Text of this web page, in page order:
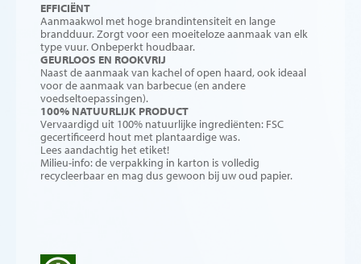
EFFICIËNT
Aanmaakwol met hoge brandintensiteit en lange
brandduur. Zorgt voor een moeiteloze aanmaak van elk
type vuur. Onbeperkt houdbaar.
GEURLOOS EN ROOKVRIJ
Naast de aanmaak van kachel of open haard, ook ideaal
voor de aanmaak van barbecue (en andere
voedseltoepassingen).
100% NATUURLIJK PRODUCT
Vervaardigd uit 100% natuurlijke ingrediënten: FSC
gecertificeerd hout met plantaardige was.
Lees aandachtig het etiket!
Milieu-info: de verpakking in karton is volledig
recycleerbaar en mag dus gewoon bij uw oud papier.